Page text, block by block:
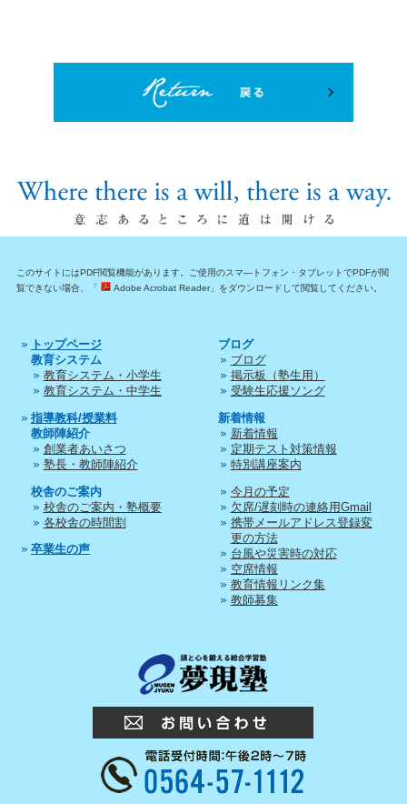
このサイトにはPDF閲覧機能があります。ご使用のスマ―トフォン・タブレットでPDFが閲
覧できない場合、「
Adobe Acrobat Reader」をダウンロードして閲覧してください。
トップページ
教育システム
教育システム・小学生
教育システム・中学生
指導教科/授業料
教師陣紹介
創業者あいさつ
塾長・教師陣紹介
校舎のご案内
校舎のご案内・塾概要
各校舎の時間割
卒業生の声
ブログ
ブログ
掲示板（塾生用）
受験生応援ソング
新着情報
新着情報
定期テスト対策情報
特別講座案内
今月の予定
欠席/遅刻時の連絡用Gmail
携帯メールアドレス登録変
更の方法
台風や災害時の対応
空席情報
教育情報リンク集
教師募集